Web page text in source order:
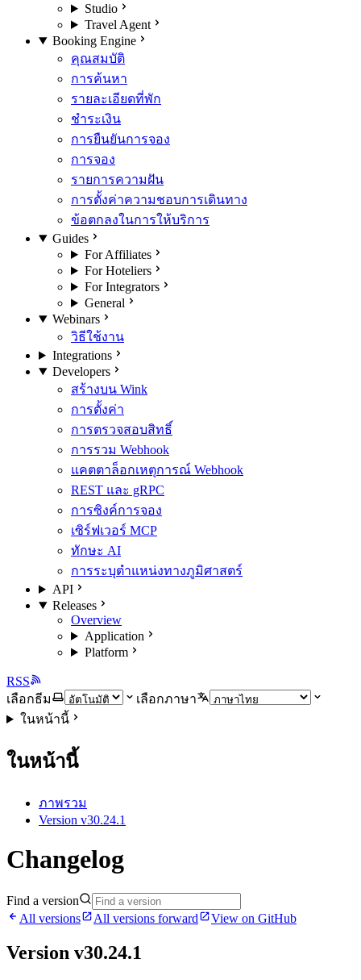
Studio
Travel Agent
Booking Engine
คุณสมบัติ
การค้นหา
รายละเอียดที่พัก
ชำระเงิน
การยืนยันการจอง
การจอง
รายการความฝัน
การตั้งค่าความชอบการเดินทาง
ข้อตกลงในการให้บริการ
Guides
For Affiliates
For Hoteliers
For Integrators
General
Webinars
วิธีใช้งาน
Integrations
Developers
สร้างบน Wink
การตั้งค่า
การตรวจสอบสิทธิ์
การรวม Webhook
แคตตาล็อกเหตุการณ์ Webhook
REST และ gRPC
การซิงค์การจอง
เซิร์ฟเวอร์ MCP
ทักษะ AI
การระบุตำแหน่งทางภูมิศาสตร์
API
Releases
Overview
Application
Platform
RSS
เลือกธีม
เลือกภาษา
ในหน้านี้
ในหน้านี้
ภาพรวม
Version v30.24.1
Changelog
Find a version
All versions
All versions forward View on GitHub
Version v30.24.1